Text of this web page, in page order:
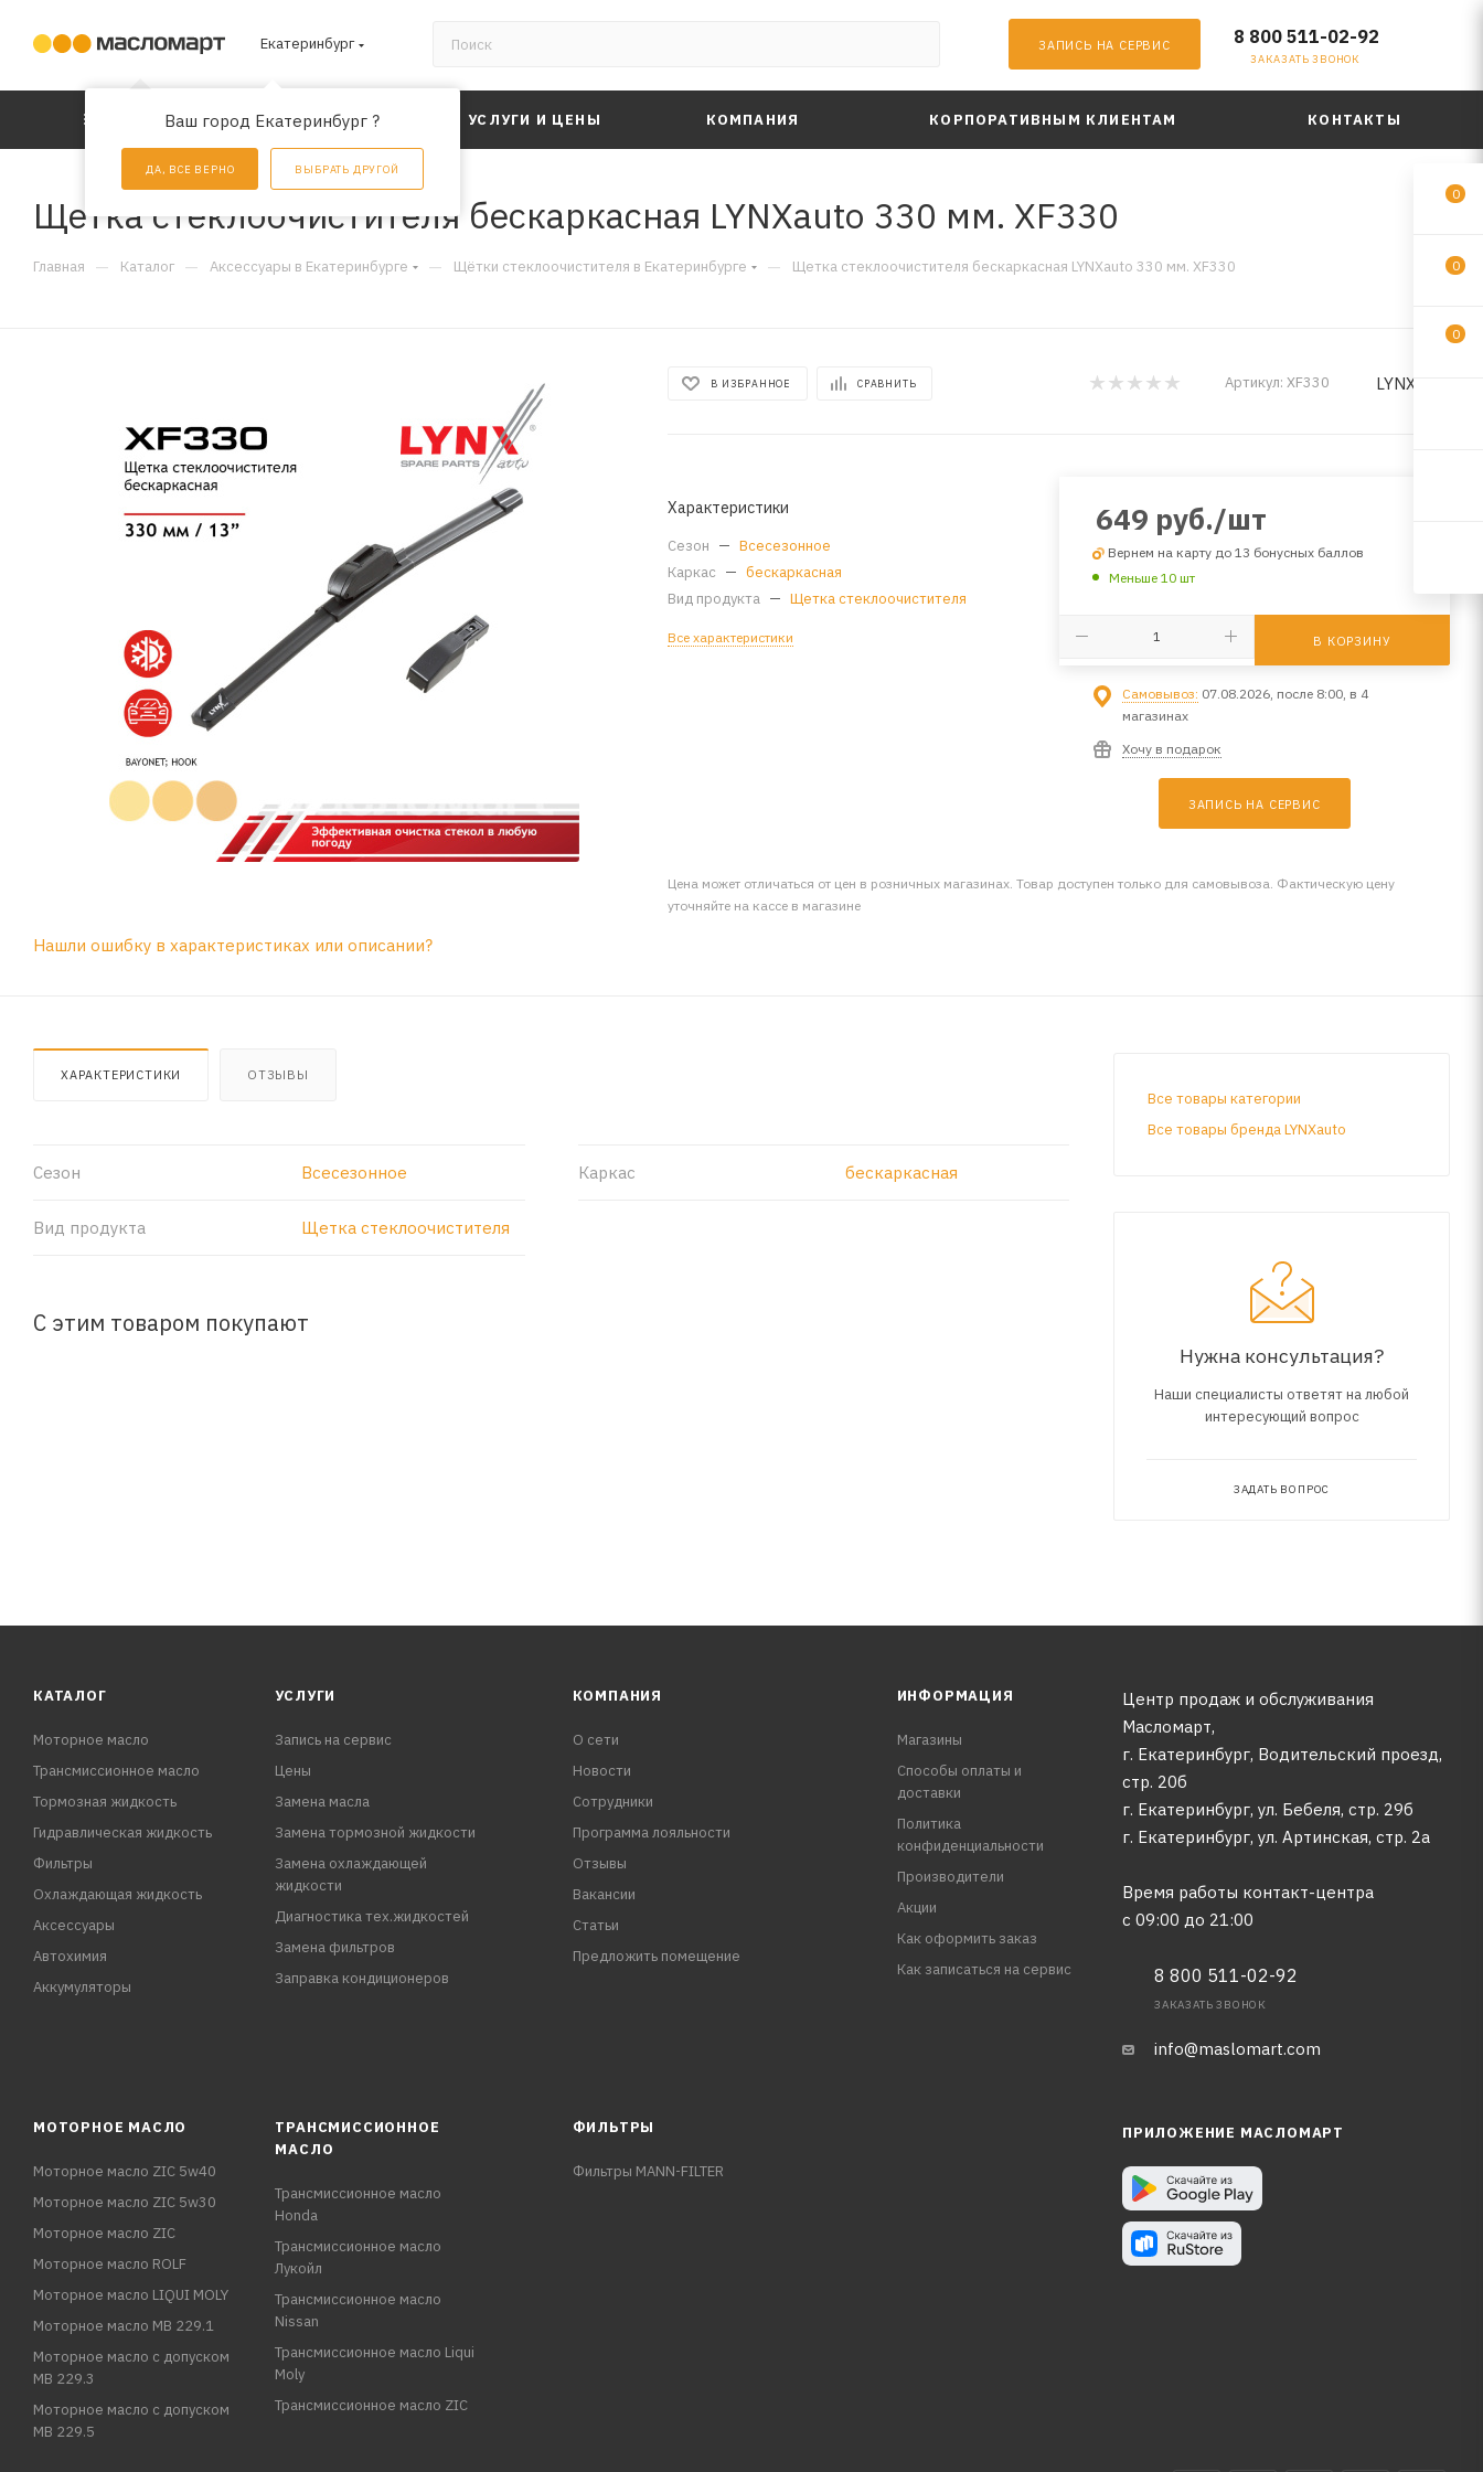
Екатеринбург
Ваш город Екатеринбург ?
ДА, ВСЕ ВЕРНО ВЫБРАТЬ ДРУГОЙ
ЗАПИСЬ НА СЕРВИС 8 800 511-02-92
ЗАКАЗАТЬ ЗВОНОК
КАТАЛОГ АКЦИИ УСЛУГИ И ЦЕНЫ КОМПАНИЯ КОРПОРАТИВНЫМ КЛИЕНТАМ КОНТАКТЫ
Щетка стеклоочистителя бескаркасная LYNXauto 330 мм. XF330
Главная — Каталог — Аксессуары в Екатеринбурге — Щётки стеклоочистителя в Екатеринбурге — Щетка стеклоочистителя бескаркасная LYNXauto 330 мм. XF330
В ИЗБРАННОЕ СРАВНИТЬ Артикул: XF330 LYNXauto
Характеристики
Сезон — Всесезонное
Каркас — бескаркасная
Вид продукта — Щетка стеклоочистителя
Все характеристики
649 руб./шт
Вернем на карту до 13 бонусных баллов
Меньше 10 шт
В КОРЗИНУ
Самовывоз: 07.08.2026, после 8:00, в 4
магазинах
Хочу в подарок
ЗАПИСЬ НА СЕРВИС
Цена может отличаться от цен в розничных магазинах. Товар доступен только для самовывоза. Фактическую цену
уточняйте на кассе в магазине
Нашли ошибку в характеристиках или описании?
ХАРАКТЕРИСТИКИ ОТЗЫВЫ
Сезон Всесезонное Каркас бескаркасная
Вид продукта Щетка стеклоочистителя
С этим товаром покупают
Все товары категории
Все товары бренда LYNXauto
Нужна консультация?
Наши специалисты ответят на любой
интересующий вопрос
ЗАДАТЬ ВОПРОС
КАТАЛОГ
Моторное масло
Трансмиссионное масло
Тормозная жидкость
Гидравлическая жидкость
Фильтры
Охлаждающая жидкость
Аксессуары
Автохимия
Аккумуляторы
УСЛУГИ
Запись на сервис
Цены
Замена масла
Замена тормозной жидкости
Замена охлаждающей
жидкости
Диагностика тех.жидкостей
Замена фильтров
Заправка кондиционеров
КОМПАНИЯ
О сети
Новости
Сотрудники
Программа лояльности
Отзывы
Вакансии
Статьи
Предложить помещение
ИНФОРМАЦИЯ
Магазины
Способы оплаты и
доставки
Политика
конфиденциальности
Производители
Акции
Как оформить заказ
Как записаться на сервис
Центр продаж и обслуживания
Масломарт,
г. Екатеринбург, Водительский проезд,
стр. 20б
г. Екатеринбург, ул. Бебеля, стр. 29б
г. Екатеринбург, ул. Артинская, стр. 2а
Время работы контакт-центра
с 09:00 до 21:00
8 800 511-02-92
ЗАКАЗАТЬ ЗВОНОК
info@maslomart.com
МОТОРНОЕ МАСЛО
Моторное масло ZIC 5w40
Моторное масло ZIC 5w30
Моторное масло ZIC
Моторное масло ROLF
Моторное масло LIQUI MOLY
Моторное масло MB 229.1
Моторное масло с допуском
MB 229.3
Моторное масло с допуском
MB 229.5
ТРАНСМИССИОННОЕ
МАСЛО
Трансмиссионное масло
Honda
Трансмиссионное масло
Лукойл
Трансмиссионное масло
Nissan
Трансмиссионное масло Liqui
Moly
Трансмиссионное масло ZIC
ФИЛЬТРЫ
Фильтры MANN-FILTER
ПРИЛОЖЕНИЕ МАСЛОМАРТ
0
0
0